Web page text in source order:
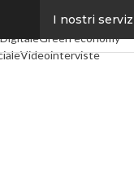
I nostri
Economy TelcoIndustria
Green economy
Videointerviste